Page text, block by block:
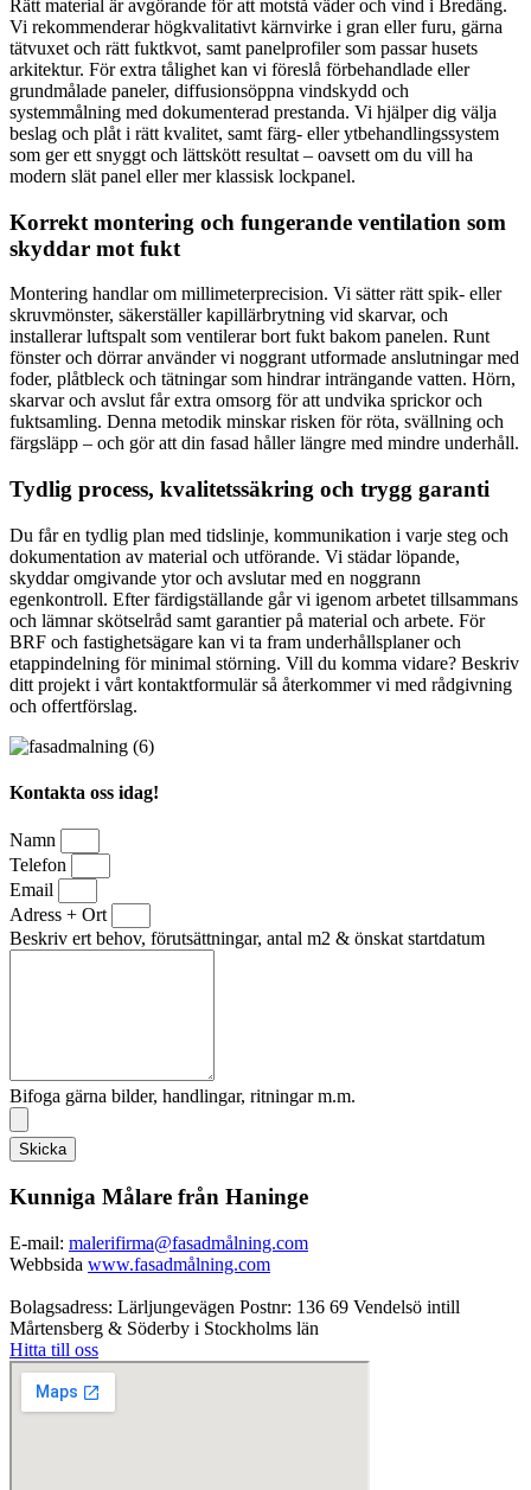
Rätt material är avgörande för att motstå väder och vind i Bredäng.
Vi rekommenderar högkvalitativt kärnvirke i gran eller furu, gärna
tätvuxet och rätt fuktkvot, samt panelprofiler som passar husets
arkitektur. För extra tålighet kan vi föreslå förbehandlade eller
grundmålade paneler, diffusionsöppna vindskydd och
systemmålning med dokumenterad prestanda. Vi hjälper dig välja
beslag och plåt i rätt kvalitet, samt färg- eller ytbehandlingssystem
som ger ett snyggt och lättskött resultat – oavsett om du vill ha
modern slät panel eller mer klassisk lockpanel.
Korrekt montering och fungerande ventilation som
skyddar mot fukt
Montering handlar om millimeterprecision. Vi sätter rätt spik- eller
skruvmönster, säkerställer kapillärbrytning vid skarvar, och
installerar luftspalt som ventilerar bort fukt bakom panelen. Runt
fönster och dörrar använder vi noggrant utformade anslutningar med
foder, plåtbleck och tätningar som hindrar inträngande vatten. Hörn,
skarvar och avslut får extra omsorg för att undvika sprickor och
fuktsamling. Denna metodik minskar risken för röta, svällning och
färgsläpp – och gör att din fasad håller längre med mindre underhåll.
Tydlig process, kvalitetssäkring och trygg garanti
Du får en tydlig plan med tidslinje, kommunikation i varje steg och
dokumentation av material och utförande. Vi städar löpande,
skyddar omgivande ytor och avslutar med en noggrann
egenkontroll. Efter färdigställande går vi igenom arbetet tillsammans
och lämnar skötselråd samt garantier på material och arbete. För
BRF och fastighetsägare kan vi ta fram underhållsplaner och
etappindelning för minimal störning. Vill du komma vidare? Beskriv
ditt projekt i vårt kontaktformulär så återkommer vi med rådgivning
och offertförslag.
Kontakta oss idag!
Namn
Telefon
Email
Adress + Ort
Beskriv ert behov, förutsättningar, antal m2 & önskat startdatum
Bifoga gärna bilder, handlingar, ritningar m.m.
Skicka
Kunniga Målare från Haninge
E-mail: malerifirma@fasadmålning.com
Webbsida www.fasadmålning.com
Bolagsadress: Lärljungevägen Postnr: 136 69 Vendelsö intill
Mårtensberg & Söderby i Stockholms län
Hitta till oss